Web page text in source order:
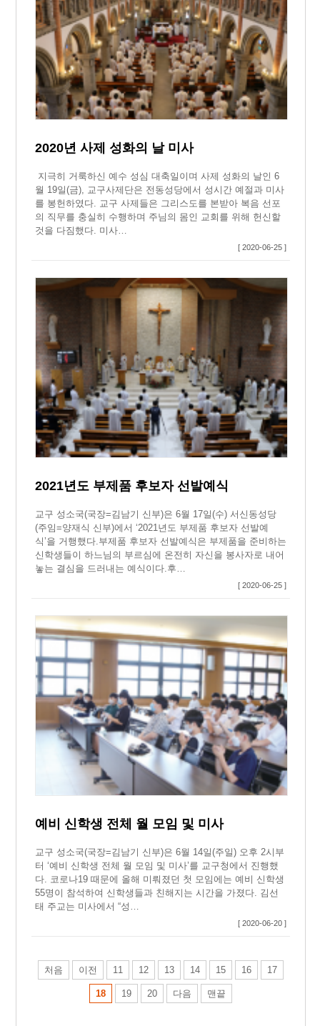
2020년 사제 성화의 날 미사
지극히 거룩하신 예수 성심 대축일이며 사제 성화의 날인 6
월 19일(금), 교구사제단은 전동성당에서 성시간 예절과 미사
를 봉헌하였다. 교구 사제들은 그리스도를 본받아 복음 선포
의 직무를 충실히 수행하며 주님의 몸인 교회를 위해 헌신할
것을 다짐했다. 미사…
[ 2020-06-25 ]
2021년도 부제품 후보자 선발예식
교구 성소국(국장=김남기 신부)은 6월 17일(수) 서신동성당
(주임=양재식 신부)에서 ‘2021년도 부제품 후보자 선발예
식’을 거행했다.부제품 후보자 선발예식은 부제품을 준비하는
신학생들이 하느님의 부르심에 온전히 자신을 봉사자로 내어
놓는 결심을 드러내는 예식이다.후…
[ 2020-06-25 ]
예비 신학생 전체 월 모임 및 미사
교구 성소국(국장=김남기 신부)은 6월 14일(주일) 오후 2시부
터 ‘예비 신학생 전체 월 모임 및 미사’를 교구청에서 진행했
다. 코로나19 때문에 올해 미뤄졌던 첫 모임에는 예비 신학생
55명이 참석하여 신학생들과 친해지는 시간을 가졌다. 김선
태 주교는 미사에서 “성…
[ 2020-06-20 ]
처음 이전 11 12 13 14 15 16 17
18 19 20 다음 맨끝